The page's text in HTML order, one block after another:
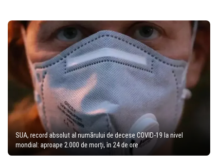
SUA, record absolut al numărului de decese COVID-19 la nivel
mondial: aproape 2.000 de morți, în 24 de ore